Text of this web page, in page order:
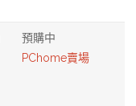
預購中
PChome賣場